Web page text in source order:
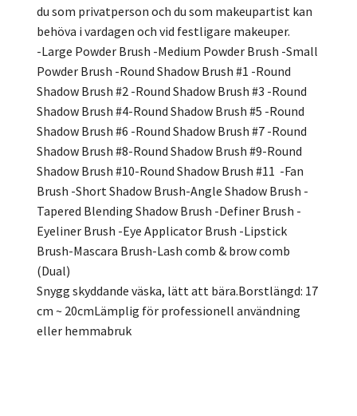
du som privatperson och du som makeupartist kan
behöva i vardagen och vid festligare makeuper.
-Large Powder Brush -Medium Powder Brush -Small
Powder Brush -Round Shadow Brush #1 -Round
Shadow Brush #2 -Round Shadow Brush #3 -Round
Shadow Brush #4-Round Shadow Brush #5 -Round
Shadow Brush #6 -Round Shadow Brush #7 -Round
Shadow Brush #8-Round Shadow Brush #9-Round
Shadow Brush #10-Round Shadow Brush #11 -Fan
Brush -Short Shadow Brush-Angle Shadow Brush -
Tapered Blending Shadow Brush -Definer Brush -
Eyeliner Brush -Eye Applicator Brush -Lipstick
Brush-Mascara Brush-Lash comb & brow comb
(Dual)
Snygg skyddande väska, lätt att bära.Borstlängd: 17
cm ~ 20cmLämplig för professionell användning
eller hemmabruk